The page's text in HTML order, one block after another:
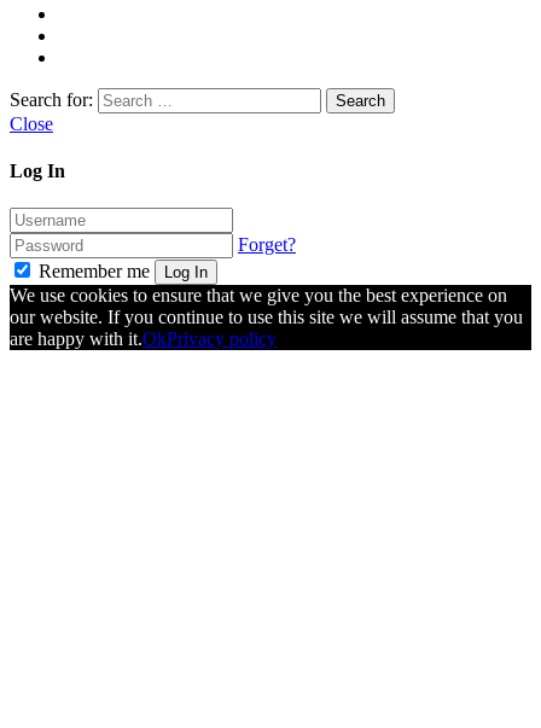
Search for:
Close
Log In
Forget?
Remember me
Log In
We use cookies to ensure that we give you the best experience on
our website. If you continue to use this site we will assume that you
are happy with it.OkPrivacy policy